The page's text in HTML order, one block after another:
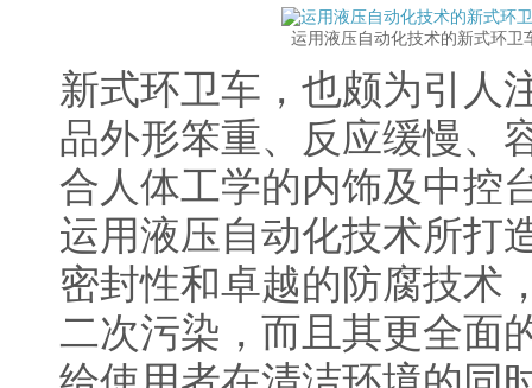
运用液压自动化技术的新式环卫
新式环卫车，也颇为引人
品外形笨重、反应缓慢、
合人体工学的内饰及中控
运用液压自动化技术所打
密封性和卓越的防腐技术
二次污染，而且其更全面